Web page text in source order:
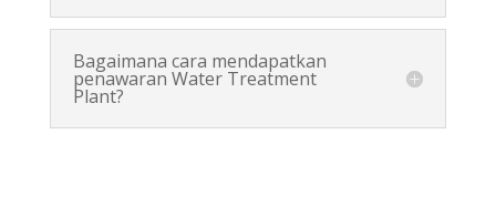
Bagaimana cara mendapatkan
penawaran Water Treatment
Plant?